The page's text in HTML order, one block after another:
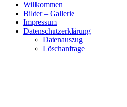
Willkommen
Bilder – Gallerie
Impressum
Datenschutzerklärung
Datenauszug
Löschanfrage